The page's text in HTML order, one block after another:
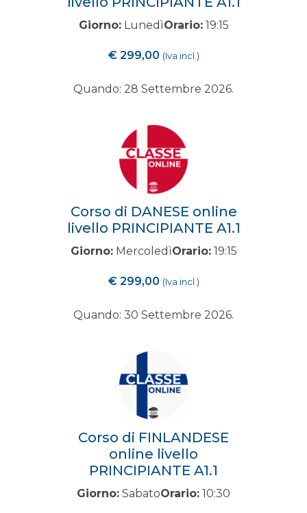
Giorno:LunedìOrario:19:15
€299,00 (Iva incl.)
Quando: 28 Settembre 2026.
Corso di DANESE online
livello PRINCIPIANTE A1.1
Giorno:MercoledìOrario:19:15
€299,00 (Iva incl.)
Quando: 30 Settembre 2026.
Corso di FINLANDESE
online livello
PRINCIPIANTE A1.1
Giorno: SabatoOrario: 10:30